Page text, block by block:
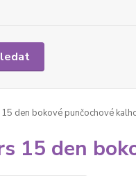
den bokové punčochové
15 den